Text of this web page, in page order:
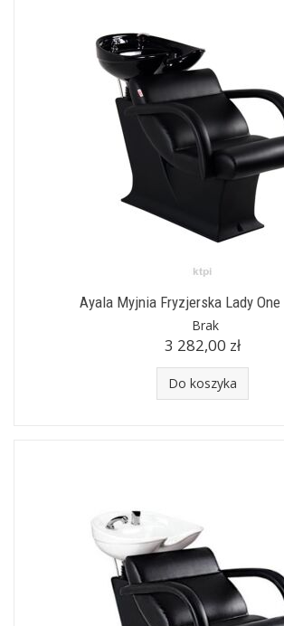
Ayala Myjnia Fryzjerska Lady One
Brak
3 282,00 zł
Do koszyka